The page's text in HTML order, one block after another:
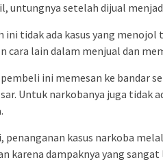
untungnya setelah dijual
ini tidak ada kasus yang
cara lain dalam menjual dan
pembeli ini memesan ke bandar
Untuk narkobanya juga tidak
penanganan kasus narkoba
karena dampaknya yang